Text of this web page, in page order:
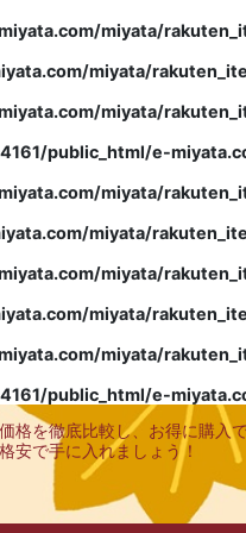
miyata/
miyata/
miyata/
public_html/e-
miyata/
miyata/
miyata/
miyata/
miyata/
public_html/e-
価格を徹底比較し、お得に購入
格安で手に入れましょう！